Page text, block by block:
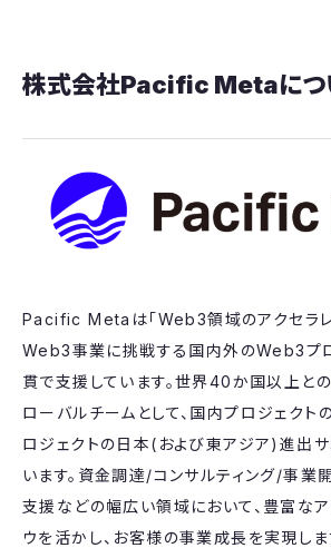
株式会社Pacific Metaにつ
Pacific Metaは「Web3領域のアクセラレ
Web3事業に挑戦する国内外のWeb3プ
貫で支援しています。世界40か国以上と
ローバルチームとして、国内プロジェクト
ロジェクトの日本(および東アジア)進出サ
います。資金調達/コンサルティング/事業
支援などの幅広い領域において、豊富なア
ウを活かし、お客様の事業成長を実現しま